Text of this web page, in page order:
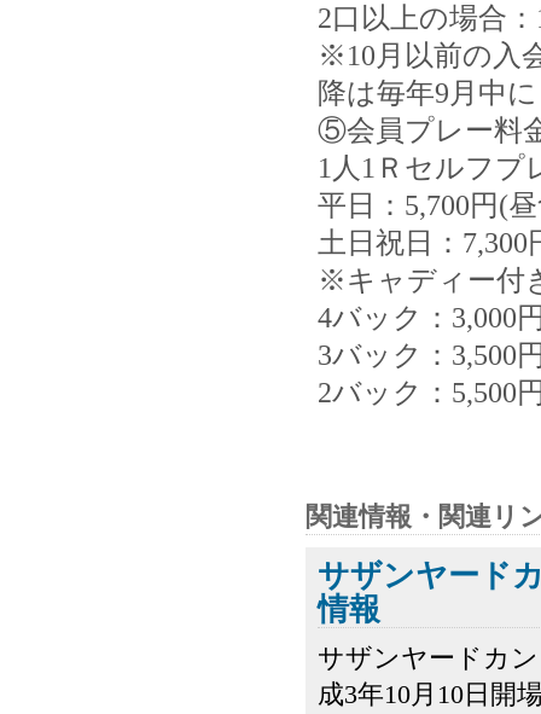
2口以上の場合
※10月以前の入
降は毎年9月中
⑤会員プレー料
1人1Ｒセルフプ
平日：5,700円(
土日祝日：7,300
※キャディー付
4バック：3,000
3バック：3,500
2バック：5,500
関連情報・関連リ
サザンヤード
情報
サザンヤードカ
成3年10月10日開